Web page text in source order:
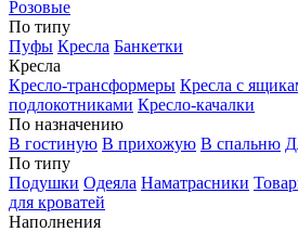
Розовые
По типу
Пуфы Кресла Банкетки
Кресла
Кресло-трансформеры Кресла с
подлокотниками Кресло-качалки
По назначению
В гостиную В прихожую В спальню
По типу
Подушки Одеяла Наматрасники
для кроватей
Наполнения